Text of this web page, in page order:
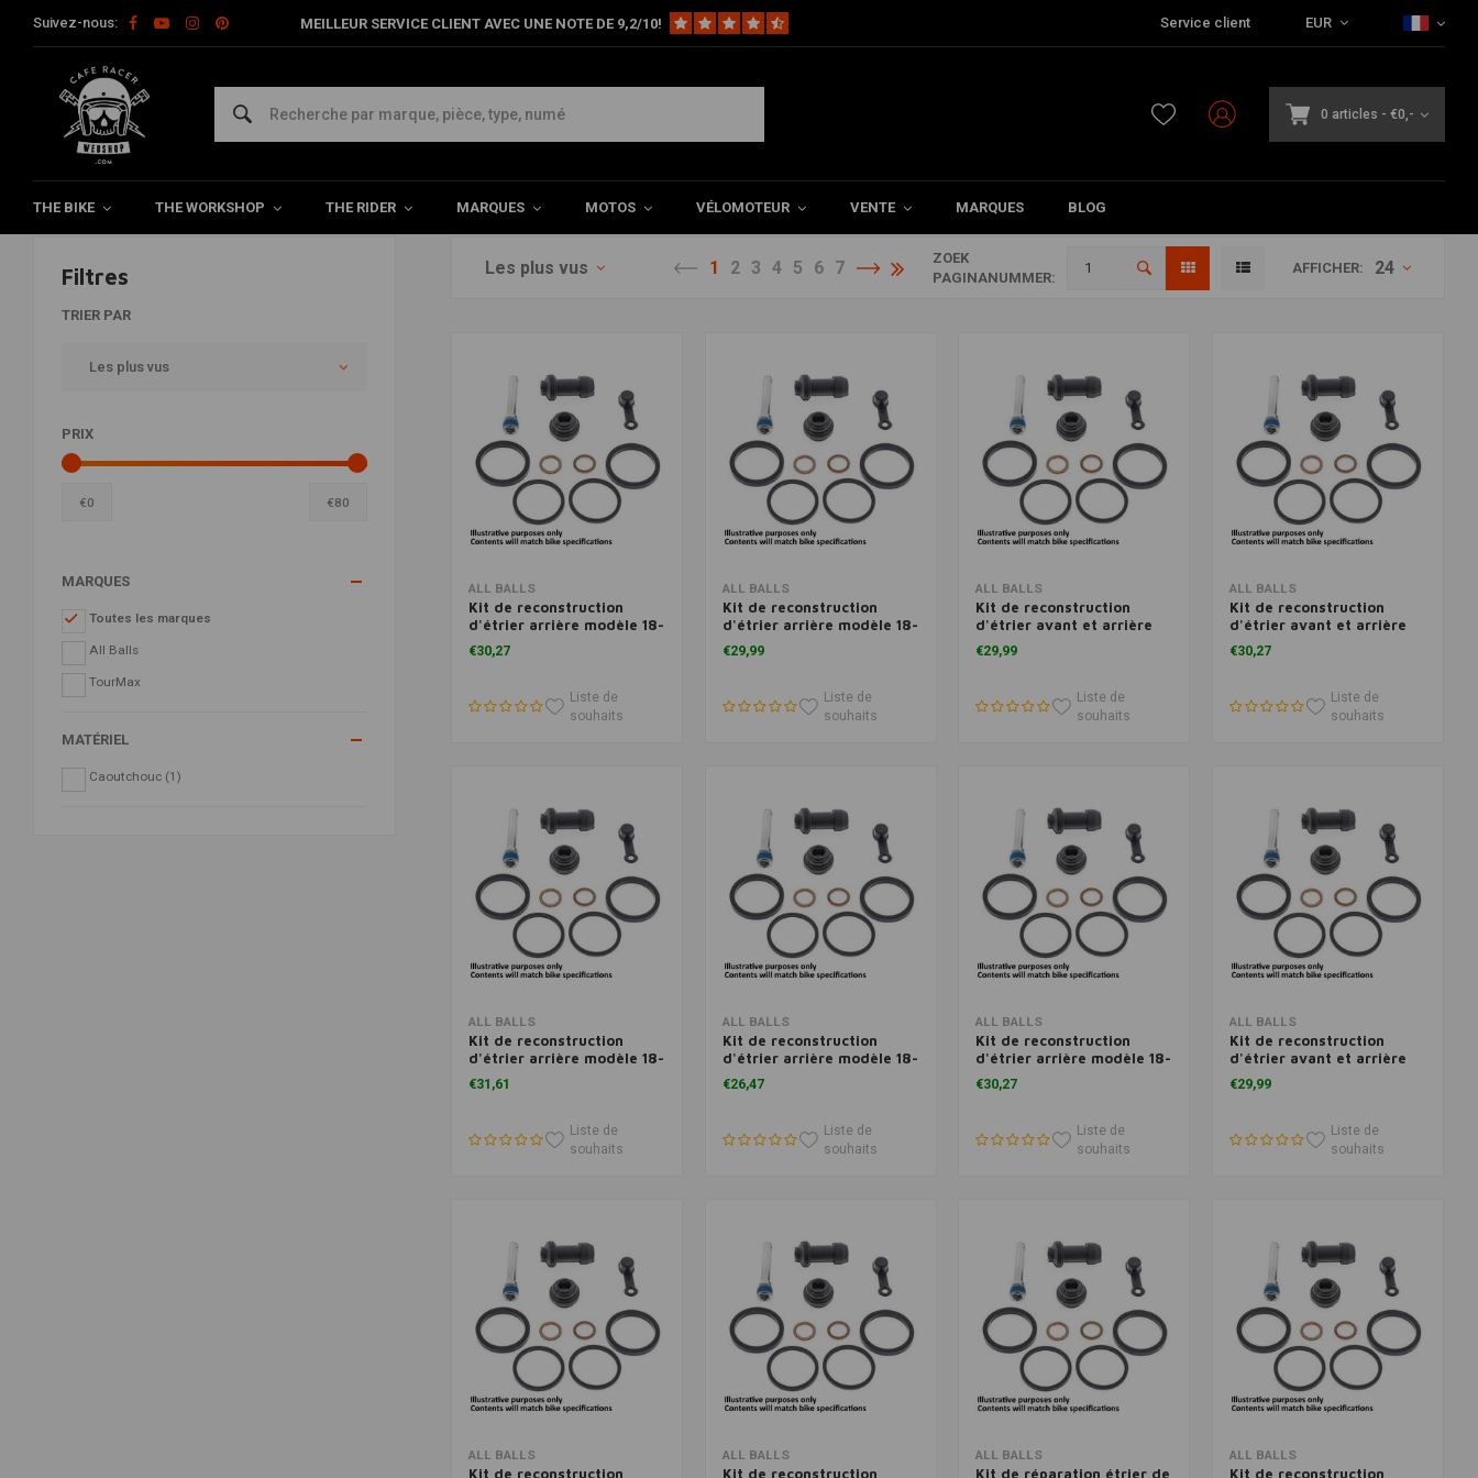
Suivez-nous: MEILLEUR SERVICE CLIENT AVEC UNE NOTE DE 9,2/10! Service client EUR
0 articles - €0,-
THE BIKE THE WORKSHOP THE RIDER MARQUES MOTOS VÉLOMOTEUR VENTE MARQUES BLOG
Révision d'étrier
Home The Workshop Pièces de frein Révision d'étrier
Filtres
TRIER PAR
Les plus vus
PRIX
€0 €80
MARQUES
Toutes les marques
All Balls
TourMax
MATÉRIEL
Caoutchouc (1)
Les plus vus 1 2 3 4 5 6 7
ZOEK
PAGINANUMMER:
AFFICHER: 24
Ajouter au panier
ALL BALLS
Kit de reconstruction
d'étrier arrière modèle 18-
3227
€30,27
Liste de
souhaits
Ajouter au panier
ALL BALLS
Kit de reconstruction
d'étrier arrière modèle 18-
3194
€29,99
Liste de
souhaits
Ajouter au panier
ALL BALLS
Kit de reconstruction
d'étrier avant et arrière
modèle 18-3163
€29,99
Liste de
souhaits
Ajouter au panier
ALL BALLS
Kit de reconstruction
d'étrier avant et arrière
modèle 18-3058
€30,27
Liste de
souhaits
Ajouter au panier
ALL BALLS
Kit de reconstruction
d'étrier arrière modèle 18-
3235
€31,61
Liste de
souhaits
Ajouter au panier
ALL BALLS
Kit de reconstruction
d'étrier arrière modèle 18-
3193
€26,47
Liste de
souhaits
Ajouter au panier
ALL BALLS
Kit de reconstruction
d'étrier arrière modèle 18-
3217
€30,27
Liste de
souhaits
Ajouter au panier
ALL BALLS
Kit de reconstruction
d'étrier avant et arrière
modèle 18-3110
€29,99
Liste de
souhaits
Ajouter au panier
ALL BALLS
Kit de reconstruction
Ajouter au panier
ALL BALLS
Kit de reconstruction
Ajouter au panier
ALL BALLS
Kit de réparation étrier de
Ajouter au panier
ALL BALLS
Kit de reconstruction